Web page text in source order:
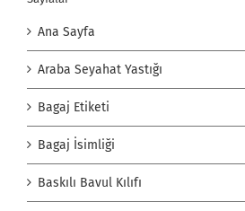
Ana Sayfa
Araba Seyahat Yastığı
Bagaj Etiketi
Bagaj İsimliği
Baskılı Bavul Kılıfı